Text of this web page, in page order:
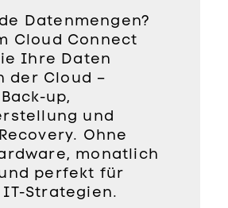
Datenmengen?
Cloud Connect
Ihre Daten
der Cloud –
up,
und
Ohne
monatlich
perfekt für
Strategien.